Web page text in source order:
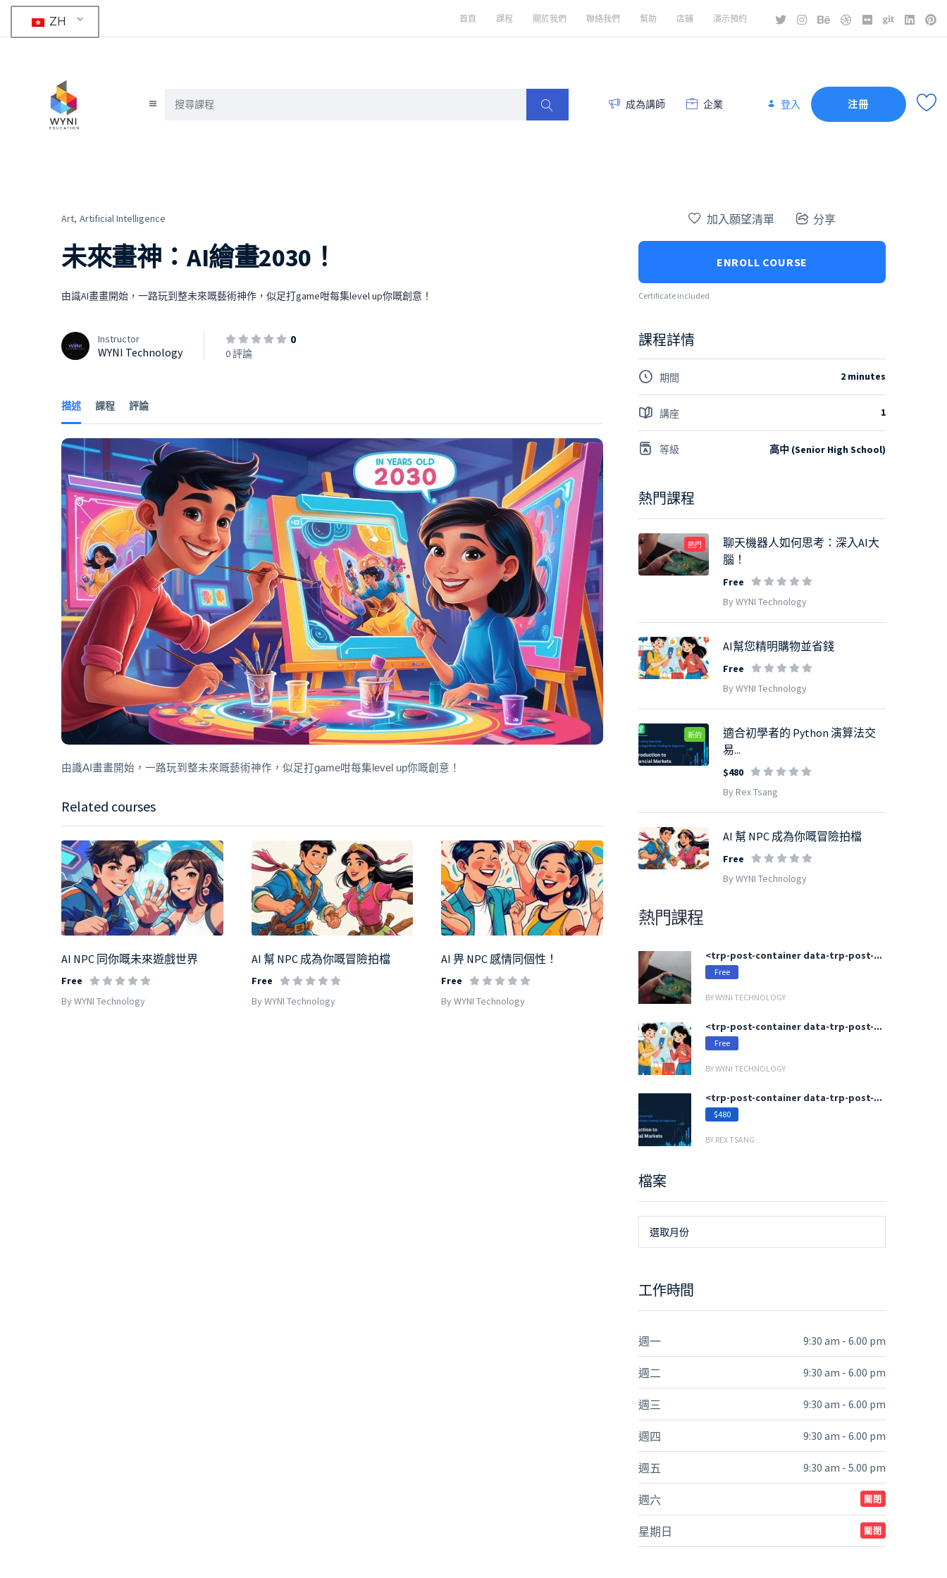
ZH 首頁 課程 關於我們 聯絡我們 幫助 店鋪 演示預約
成為講師 企業 登入 注冊
Art, Artificial Intelligence
未來畫神：AI繪畫2030！
由識AI畫畫開始，一路玩到整未來嘅藝術神作，似足打game咁每集level up你嘅創意！
Instructor
WYNI Technology
0
0 評論
描述 課程 評論
由識AI畫畫開始，一路玩到整未來嘅藝術神作，似足打game咁每集level up你嘅創意！
Related courses
AI NPC 同你嘅未來遊戲世界
Free
By WYNI Technology
AI 幫 NPC 成為你嘅冒險拍檔
Free
By WYNI Technology
AI 畀 NPC 感情同個性！
Free
By WYNI Technology
加入願望清單 分享
ENROLL COURSE
Certificate included
課程詳情
期間 2 minutes
講座 1
等級 高中 (Senior High School)
熱門課程
熱門
聊天機器人如何思考：深入AI大
腦！
Free
By WYNI Technology
AI幫您精明購物並省錢
Free
By WYNI Technology
新的
適合初學者的 Python 演算法交
易...
$480
By Rex Tsang
AI 幫 NPC 成為你嘅冒險拍檔
Free
By WYNI Technology
熱門課程
<trp-post-container data-trp-post-...
Free
BY WYNI TECHNOLOGY
<trp-post-container data-trp-post-...
Free
BY WYNI TECHNOLOGY
<trp-post-container data-trp-post-...
$480
BY REX TSANG
檔案
選取月份
工作時間
週一 9:30 am - 6.00 pm
週二 9:30 am - 6.00 pm
週三 9:30 am - 6.00 pm
週四 9:30 am - 6.00 pm
週五 9:30 am - 5.00 pm
週六 關閉
星期日 關閉